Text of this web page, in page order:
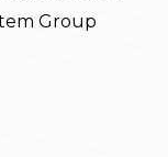
Group